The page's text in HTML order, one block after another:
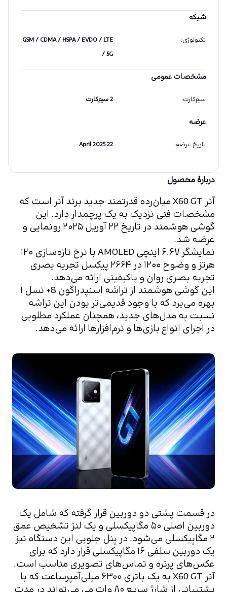
شبکه
تکنولوژی:
GSM / CDMA / HSPA / EVDO / LTE
/ 5G
مشخصات عمومی
سیم‌کارت: 2 سیم‌کارت
عرضه
تاریخ عرضه:
22 April 2025
دربارهٔ محصول
عرضه شد.
تجربه بصری روان و باکیفیتی ارائه می‌دهد.
در اجرای انواع بازی‌ها و نرم‌افزارها ارائه می‌دهد.
عکس‌های پرتره و تماس‌های تصویری مناسب است.